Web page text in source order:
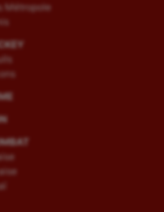
Métropole